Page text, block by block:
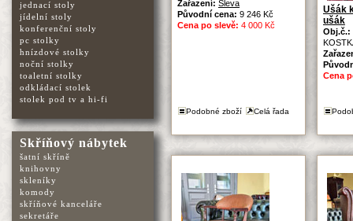
Zařazení: Sleva
Původní cena: 9 246 Kč
Cena po slevě: 4 000 Kč
Podobné zboží Celá řada
Ušák
ušák
Obj.č.:
Cena
jednací stoly
jídelní stoly
konferenční stoly
pc stolky
hnízdové stolky
noční stolky
toaletní stolky
odkládací stolek
stolek pod tv a hi-fi
Skříňový nábytek
šatní skříně
knihovny
skleníky
komody
skříňové kanceláře
sekretáře